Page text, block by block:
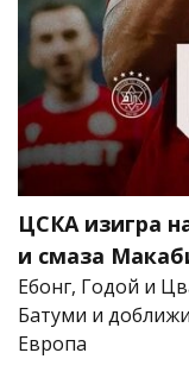
ЦСКА изигра
и смаза
Ебонг, Годой и
Батуми и
Европа